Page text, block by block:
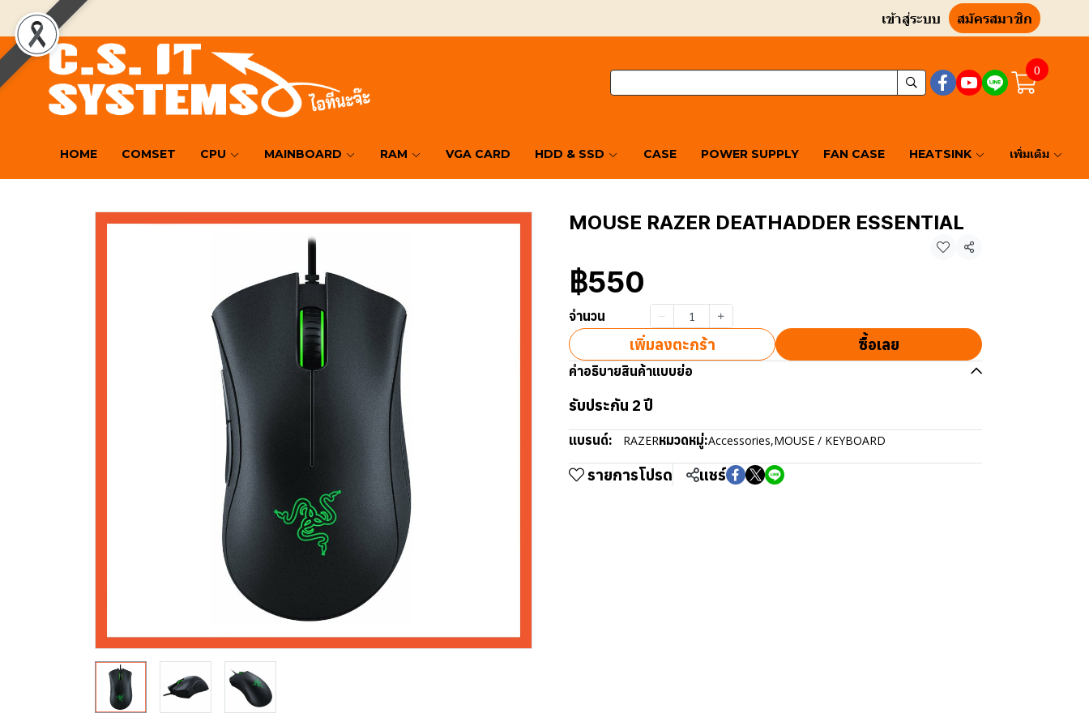
เข้าสู่ระบบ สมัครสมาชิก
0
HOME COMSET CPU MAINBOARD RAM VGA CARD HDD & SSD CASE POWER SUPPLY FAN CASE HEATSINK เพิ่มเติม
MOUSE RAZER DEATHADDER ESSENTIAL
แชร์
฿550
จำนวน
เพิ่มลงตะกร้า ซื้อเลย
คำอธิบายสินค้าแบบย่อ
รับประกัน 2 ปี
แบรนด์: RAZERหมวดหมู่:Accessories,MOUSE / KEYBOARD
รายการโปรด แชร์